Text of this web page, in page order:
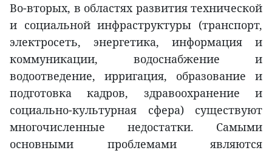
Во-вторых, в областях развития технической
и социальной инфраструктуры (транспорт,
электросеть, энергетика, информация и
коммуникации, водоснабжение и
водоотведение, ирригация, образование и
подготовка кадров, здравоохранение и
социально-культурная сфера) существуют
многочисленные недостатки. Самыми
основными проблемами являются